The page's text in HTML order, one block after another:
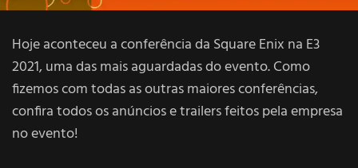
Hoje aconteceu a conferência da Square Enix na E3
2021, uma das mais aguardadas do evento. Como
fizemos com todas as outras maiores conferências,
confira todos os anúncios e trailers feitos pela empresa
no evento!